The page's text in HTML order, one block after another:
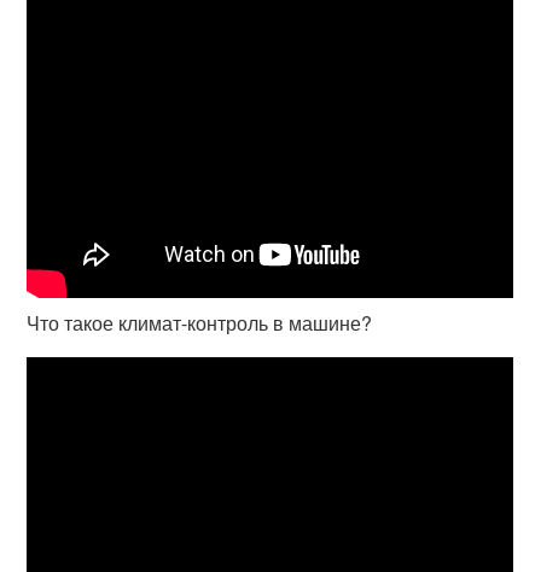
Что такое климат-контроль в машине?